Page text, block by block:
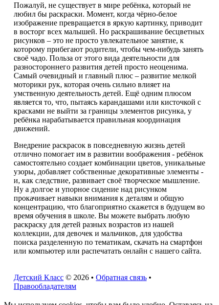
Пожалуй, не существует в мире ребёнка, который не
любил бы раскраски. Момент, когда чёрно-белое
изображение превращается в яркую картинку, приводит
в восторг всех малышей. Но раскрашивание бесцветных
рисунков – это не просто увлекательное занятие, к
которому прибегают родители, чтобы чем-нибудь занять
своё чадо. Польза от этого вида деятельности для
разностороннего развития детей просто неоценима.
Самый очевидный и главный плюс – развитие мелкой
моторики рук, которая очень сильно влияет на
умственную деятельность детей. Ещё одним плюсом
является то, что, пытаясь карандашами или кисточкой с
красками не выйти за границы элементов рисунка, у
ребёнка нарабатывается правильная координация
движений.
Внедрение раскрасок в повседневную жизнь детей
отлично помогает им в развитии воображения - ребёнок
самостоятельно создает комбинации цветов, уникальные
узоры, добавляет собственные декоративные элементы -
и, как следствие, развивает своё творческое мышление.
Ну а долгое и упорное сидение над рисунком
прокачивает навыки внимания к деталям и общую
концентрацию, что благоприятно скажется в будущем во
время обучения в школе. Вы можете выбрать любую
раскраску для детей разных возрастов из нашей
коллекции, для девочек и мальчиков, для удобства
поиска разделенную по тематикам, скачать на смартфон
или компьютер или распечатать онлайн с нашего сайта.
Детский Класс © 2026 • Обратная связь •
Правообладателям